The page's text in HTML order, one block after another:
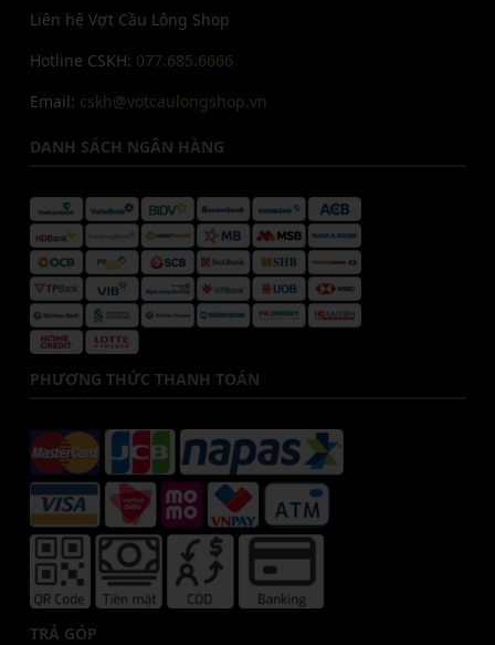
Liên hệ Vợt Cầu Lông Shop
Hotline CSKH: 077.685.6666
Email: cskh@votcaulongshop.vn
DANH SÁCH NGÂN HÀNG
PHƯƠNG THỨC THANH TOÁN
TRẢ GÓP